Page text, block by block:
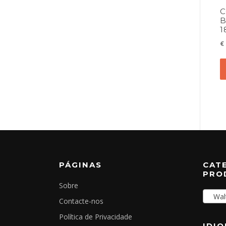
€
PÁGINAS
Sobre
Contacte-nos
Política de Privacidade